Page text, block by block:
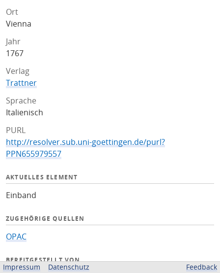
Ort
Vienna
Jahr
1767
Verlag
Trattner
Sprache
Italienisch
PURL
http://resolver.sub.uni-goettingen.de/purl?
PPN655979557
AKTUELLES ELEMENT
Einband
ZUGEHÖRIGE QUELLEN
OPAC
BEREITGESTELLT VON
Impressum Datenschutz Feedback